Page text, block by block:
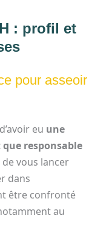
: profil et
pour asseoir
eu une
responsable
vous lancer
dans
être confronté
au